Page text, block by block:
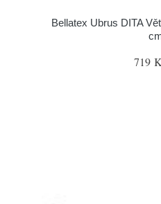
Bellatex Ubrus DITA
719